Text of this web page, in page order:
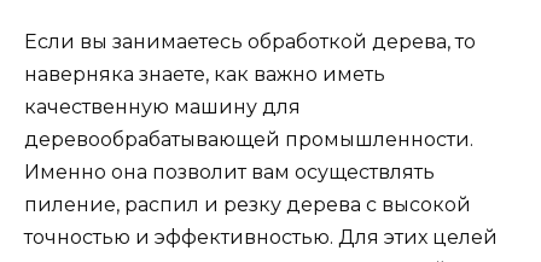
Если вы занимаетесь обработкой дерева, то
наверняка знаете, как важно иметь
качественную машину для
деревообрабатывающей промышленности.
Именно она позволит вам осуществлять
пиление, распил и резку дерева с высокой
точностью и эффективностью. Для этих целей